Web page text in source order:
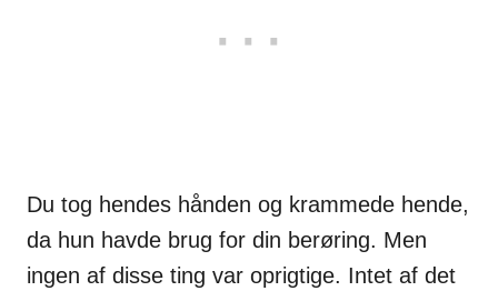
Du tog hendes hånden og krammede hende,
da hun havde brug for din berøring. Men
ingen af disse ting var oprigtige. Intet af det